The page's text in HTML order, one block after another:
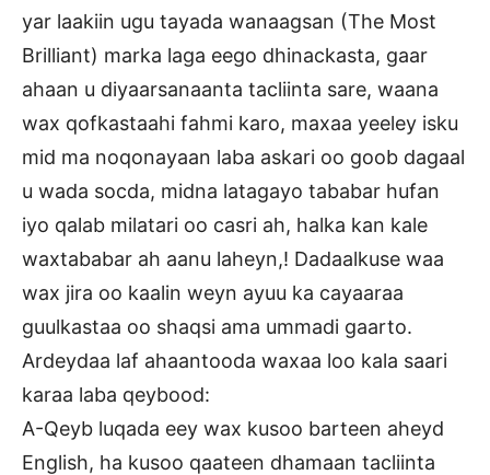
yar laakiin ugu tayada wanaagsan (The Most
Brilliant) marka laga eego dhinackasta, gaar
ahaan u diyaarsanaanta tacliinta sare, waana
wax qofkastaahi fahmi karo, maxaa yeeley isku
mid ma noqonayaan laba askari oo goob dagaal
u wada socda, midna latagayo tababar hufan
iyo qalab milatari oo casri ah, halka kan kale
waxtababar ah aanu laheyn,! Dadaalkuse waa
wax jira oo kaalin weyn ayuu ka cayaaraa
guulkastaa oo shaqsi ama ummadi gaarto.
Ardeydaa laf ahaantooda waxaa loo kala saari
karaa laba qeybood:
A-Qeyb luqada eey wax kusoo barteen aheyd
English, ha kusoo qaateen dhamaan tacliinta